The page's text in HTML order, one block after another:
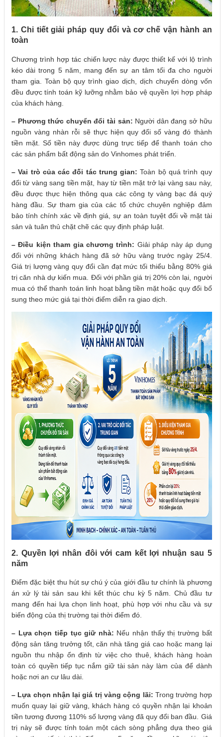
1. Chi tiết giải pháp quy đổi và cơ chế vận hành an
toàn
Chương trình hợp tác chiến lược này được thiết kế với lộ trình
kéo dài trong 5 năm, mang đến sự an tâm tối đa cho người
tham gia. Toàn bộ quy trình giao dịch, dịch chuyển dòng vốn
đều được tính toán kỹ lưỡng nhằm bảo vệ quyền lợi hợp pháp
của khách hàng.
– Phương thức chuyển đổi tài sản: Người dân đang sở hữu
nguồn vàng nhàn rỗi sẽ thực hiện quy đổi số vàng đó thành
tiền mặt. Số tiền này được dùng trực tiếp để thanh toán cho
các sản phẩm bất động sản do Vinhomes phát triển.
– Vai trò của các đối tác trung gian: Toàn bộ quá trình quy
đổi từ vàng sang tiền mặt, hay từ tiền mặt trở lại vàng sau này,
đều được thực hiện thông qua các công ty vàng bạc đá quý
hàng đầu. Sự tham gia của các tổ chức chuyên nghiệp đảm
bảo tính chính xác về định giá, sự an toàn tuyệt đối về mặt tài
sản và tuân thủ chặt chẽ các quy định pháp luật.
– Điều kiện tham gia chương trình: Giải pháp này áp dụng
đối với những khách hàng đã sở hữu vàng trước ngày 25/4.
Giá trị lượng vàng quy đổi cần đạt mức tối thiểu bằng 80% giá
trị căn nhà dự kiến mua. Đối với phần giá trị 20% còn lại, người
mua có thể thanh toán linh hoạt bằng tiền mặt hoặc quy đổi bổ
sung theo mức giá tại thời điểm diễn ra giao dịch.
2. Quyền lợi nhân đôi với cam kết lợi nhuận sau 5
năm
Điểm đặc biệt thu hút sự chú ý của giới đầu tư chính là phương
án xử lý tài sản sau khi kết thúc chu kỳ 5 năm. Chủ đầu tư
mang đến hai lựa chọn linh hoạt, phù hợp với nhu cầu và sự
biến động của thị trường tại thời điểm đó.
– Lựa chọn tiếp tục giữ nhà: Nếu nhận thấy thị trường bất
động sản tăng trưởng tốt, căn nhà tăng giá cao hoặc mang lại
nguồn thu nhập ổn định từ việc cho thuê, khách hàng hoàn
toàn có quyền tiếp tục nắm giữ tài sản này làm của để dành
hoặc nơi an cư lâu dài.
– Lựa chọn nhận lại giá trị vàng cộng lãi: Trong trường hợp
muốn quay lại giữ vàng, khách hàng có quyền nhận lại khoản
tiền tương đương 110% số lượng vàng đã quy đổi ban đầu. Giá
trị này sẽ được tính toán một cách sòng phẳng dựa theo giá